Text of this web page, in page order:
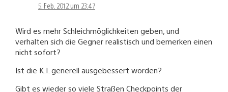
5. Feb. 2012 um 23:47
Wird es mehr Schleichmöglichkeiten geben, und
verhalten sich die Gegner realistisch und bemerken einen
nicht sofort?
Ist die K.I. generell ausgebessert worden?
Gibt es wieder so viele Straßen Checkpoints der